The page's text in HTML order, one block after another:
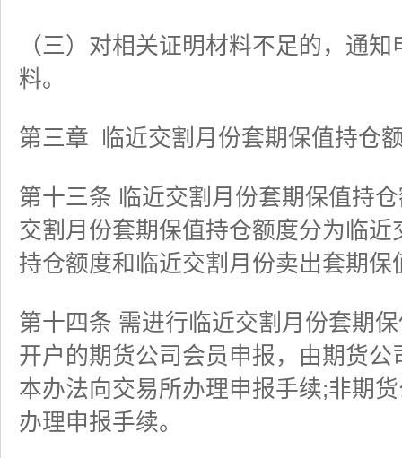
（三）对相关证明材料不足的，通
料。
第三章 临近交割月份套期保值持仓
第十三条 临近交割月份套期保值持
交割月份套期保值持仓额度分为临
持仓额度和临近交割月份卖出套期保
第十四条 需进行临近交割月份套期
开户的期货公司会员申报，由期货
本办法向交易所办理申报手续;非期
办理申报手续。